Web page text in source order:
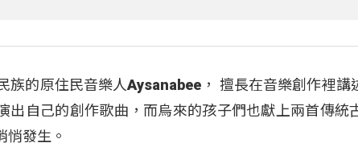
族的原住民音樂人Aysanabee， 擅長在音樂創作裡講
出自己的創作歌曲，而烏來的孩子們也獻上兩首傳統
悄發生。